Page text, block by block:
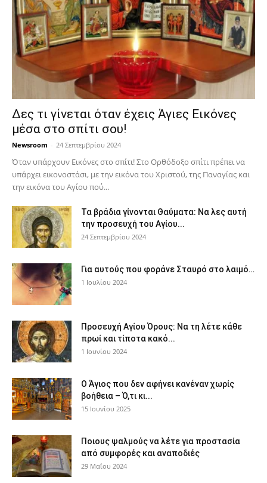
Δες τι γίνεται όταν έχεις Άγιες Εικόνες
μέσα στο σπίτι σου!
Newsroom - 24 Σεπτεμβρίου 2024
Όταν υπάρχουν Εικόνες στο σπίτι! Στο Ορθόδοξο σπίτι πρέπει να
υπάρχει εικονοστάσι, με την εικόνα του Χριστού, της Παν­αγίας και
την εικόνα του Αγίου πού...
Τα βράδια γίνονται Θαύματα: Να λες αυτή
την προσευχή του Αγίου...
24 Σεπτεμβρίου 2024
Για αυτούς που φοράνε Σταυρό στο λαιμό…
1 Ιουλίου 2024
Προσευχή Αγίου Όρους: Να τη λέτε κάθε
πρωί και τίποτα κακό...
1 Ιουνίου 2024
Ο Άγιος που δεν αφήνει κανέναν χωρίς
βοήθεια – Ό,τι κι...
15 Ιουνίου 2025
Ποιους ψαλμούς να λέτε για προστασία
από συμφορές και αναποδιές
29 Μαΐου 2024